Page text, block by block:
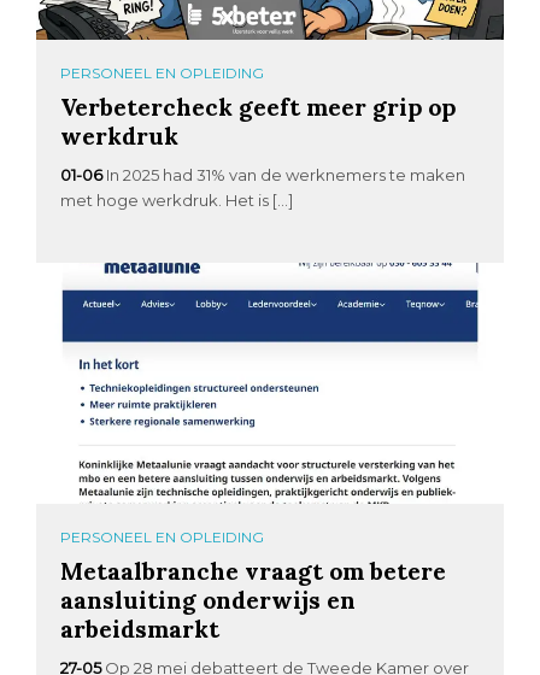
PERSONEEL EN OPLEIDING
Verbetercheck geeft meer grip op
werkdruk
01-06 In 2025 had 31% van de werknemers te maken
met hoge werkdruk. Het is […]
PERSONEEL EN OPLEIDING
Metaalbranche vraagt om betere
aansluiting onderwijs en
arbeidsmarkt
27-05 Op 28 mei debatteert de Tweede Kamer over